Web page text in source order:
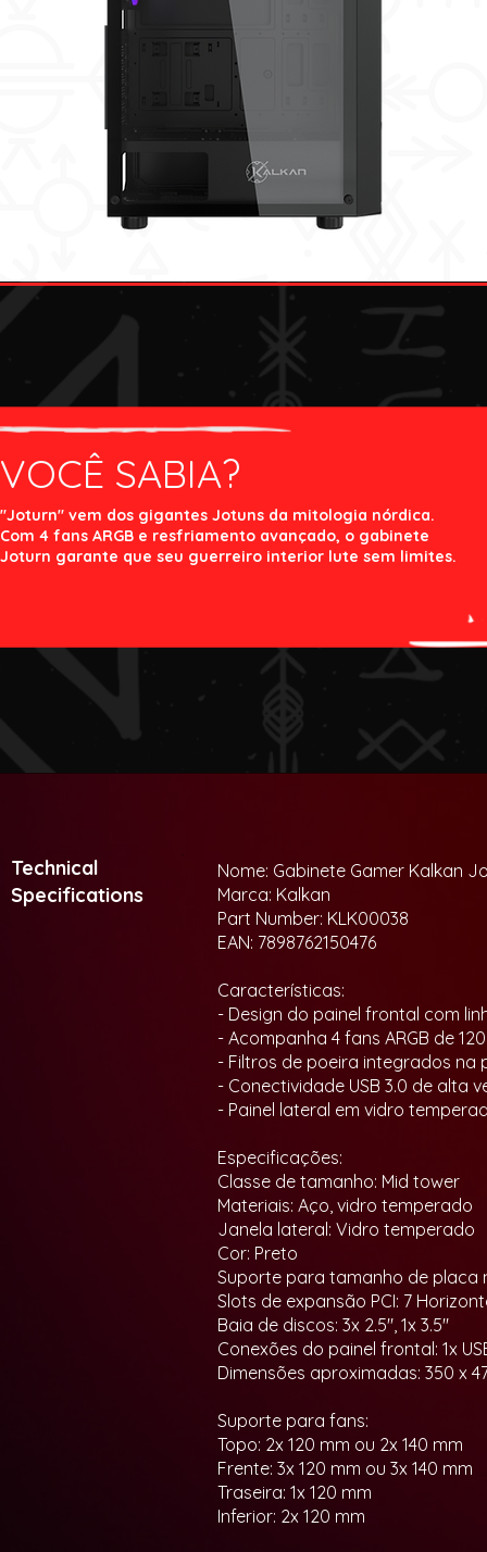
VOCÊ SABIA?
"Joturn" vem dos gigantes Jotuns da mitologia nórdica.
Com 4 fans ARGB e resfriamento avançado, o gabinete
Joturn garante que seu guerreiro interior lute sem limites.
Technical
Specifications
Nome: Gabinete Gamer Kalkan
Marca: Kalkan
Part Number: KLK00038
EAN: 7898762150476
Características:
- Design do painel frontal com
- Acompanha 4 fans ARGB de
- Filtros de poeira integrados na
- Conectividade USB 3.0 de alta
- Painel lateral em vidro
Especificações:
Classe de tamanho: Mid tower
Materiais: Aço, vidro temperado
Janela lateral: Vidro temperado
Cor: Preto
Suporte para tamanho de placa
Slots de expansão PCI: 7
Baia de discos: 3x 2.5", 1x 3.5"
Conexões do painel frontal: 1x
Dimensões aproximadas: 350 x
Suporte para fans:
Topo: 2x 120 mm ou 2x 140 mm
Frente: 3x 120 mm ou 3x 140 mm
Traseira: 1x 120 mm
Inferior: 2x 120 mm